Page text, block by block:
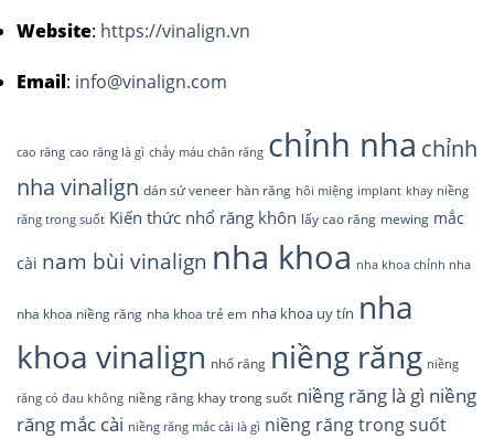
Website: https://vinalign.vn
Email: info@vinalign.com
cao răng cao răng là gì chảy máu chân răng chỉnh nha chỉnh
nha vinalign dán sứ veneer hàn răng hôi miệng implant khay niềng
răng trong suốt Kiến thức nhổ răng khôn lấy cao răng mewing mắc
cài nam bùi vinalign nha khoa nha khoa chỉnh nha
nha khoa niềng răng nha khoa trẻ em nha khoa uy tín nha
khoa vinalign nhổ răng niềng răng niềng
răng có đau không niềng răng khay trong suốt niềng răng là gì niềng
răng mắc cài niềng răng mắc cài là gì niềng răng trong suốt